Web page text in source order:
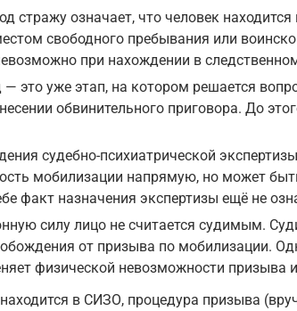
стражу означает, что человек
свободного пребывания или
при нахождении в
это уже этап, на котором решается
обвинительного приговора. До
судебно-психиатрической
мобилизации напрямую, но может
факт назначения экспертизы ещё не
силу лицо не считается судимым.
от призыва по мобилизации.
физической невозможности призыва
в СИЗО, процедура призыва